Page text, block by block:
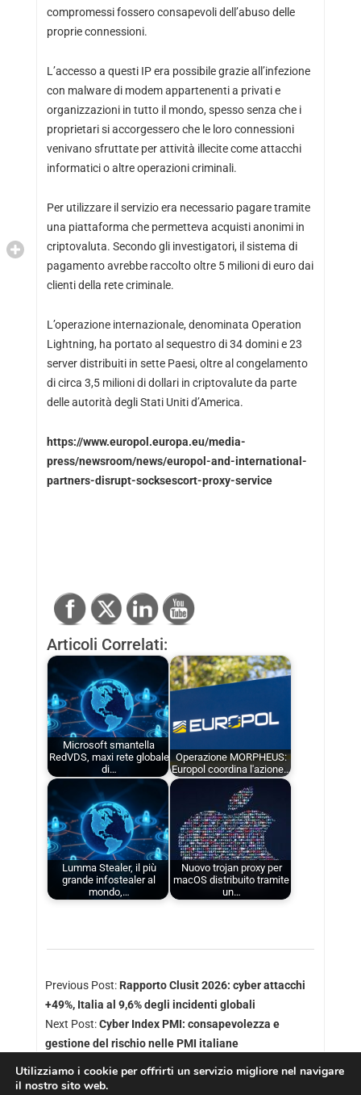
compromessi fossero consapevoli dell’abuso delle
proprie connessioni.
L’accesso a questi IP era possibile grazie all’infezione
con malware di modem appartenenti a privati e
organizzazioni in tutto il mondo, spesso senza che i
proprietari si accorgessero che le loro connessioni
venivano sfruttate per attività illecite come attacchi
informatici o altre operazioni criminali.
Per utilizzare il servizio era necessario pagare tramite
una piattaforma che permetteva acquisti anonimi in
criptovaluta. Secondo gli investigatori, il sistema di
pagamento avrebbe raccolto oltre 5 milioni di euro dai
clienti della rete criminale.
L’operazione internazionale, denominata Operation
Lightning, ha portato al sequestro di 34 domini e 23
server distribuiti in sette Paesi, oltre al congelamento
di circa 3,5 milioni di dollari in criptovalute da parte
delle autorità degli Stati Uniti d’America.
https://www.europol.europa.eu/media-
press/newsroom/news/europol-and-international-
partners-disrupt-socksescort-proxy-service
Articoli Correlati:
Microsoft smantella
RedVDS, maxi rete globale
di…
Operazione MORPHEUS:
Europol coordina l'azione…
Lumma Stealer, il più
grande infostealer al
mondo,…
Nuovo trojan proxy per
macOS distribuito tramite
un…
Previous Post: Rapporto Clusit 2026: cyber attacchi
+49%, Italia al 9,6% degli incidenti globali
Next Post:Cyber Index PMI: consapevolezza e
gestione del rischio nelle PMI italiane
Utilizziamo i cookie per offrirti un servizio migliore nel navigare
il nostro sito web.